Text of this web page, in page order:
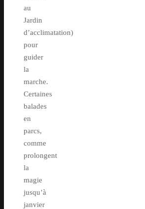
au
Jardin
d’acclimatation)
pour
guider
la
marche.
Certaines
balades
en
parcs,
comme
prolongent
la
magie
jusqu’à
janvier